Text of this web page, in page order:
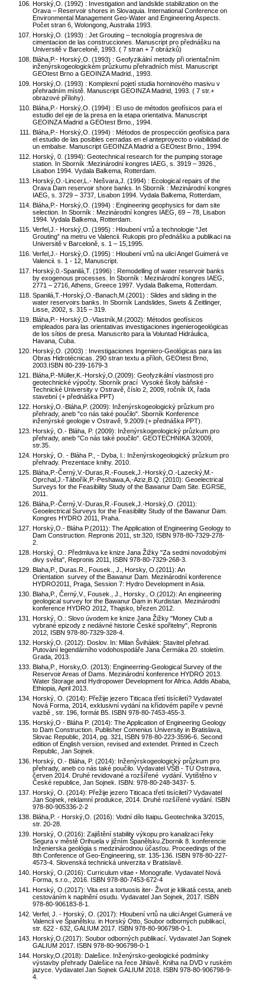
Horský,O. (1992) : Investigation and landslide stabilization on the
Orava – Reservoir shores in Slovaquia. International Conference on
Environmental Management Geo-Water and Engineering Aspects.
Počet stran 6, Wolongong, Australia 1993.
Horský,O. (1993) : Jet Grouting – tecnología progresiva de
cimentacion de las construcciones. Manuscript pro přednášku na
Universitě v Barceloně, 1993. ( 7 stran + 7 obrázků)
Bláha,P.- Horský,O. (1993) : Geofyzikální metody při orientačním
inženýrskogeologickém průzkumu přehradních míst. Manuscript
GEOtest Brno a GEOINZA Madrid., 1993.
Horský,O. (1993) : Komplexní pojetí studia horninového masivu v
přehradním místě. Manuscript GEOINZA Madrid, 1993. ( 7 str.+
obrazové přílohy).
Bláha,P.- Horský,O. (1994) : El uso de métodos geofísicos para el
estudio del eje de la presa en la etapa orientativa. Manuscript
GEOINZA Madrid a GEOtest Brno., 1994.
Bláha,P.- Horský,O. (1994) : Métodos de prospección geofísica para
el estudio de las posibles cerradas en el anteproyecto o viabilidad de
un embalse. Manuscript GEOINZA Madrid a GEOtest Brno., 1994.
Horský, 0. (1994): Geotechnical research for the pumping storage
station. In Sborník :Mezinárodní kongres IAEG, s. 3919 – 3926.,
Lisabon 1994. Vydala Balkema, Rotterdam.
Horský,O.-Lincer,L.- Nešvara,J. (1994) : Ecological repairs of the
Orava Dam reservoir shore banks. In Sborník : Mezinárodní kongres
IAEG, s. 3729 – 3737, Lisabon 1994. Vydala Balkema, Rotterdam,
Bláha,P.- Horský,O. (1994) : Engineering geophysics for dam site
selection. In Sborník : Mezinárodní kongres IAEG, 69 – 78, Lisabon
1994. Vydala Balkema, Rotterdam.
Verfel,J.- Horský,O. (1995) : Hloubení vrtů a technologie “Jet
Grouting” na metru ve Valencii. Rukopis pro přednášku a publikaci na
Universitě v Barceloně, s. 1 – 15,1995.
Verfel,J.- Horský,O. (1995) : Hloubení vrtů na ulici Angel Guimerá ve
Valencii. s. 1 - 12, Manuscript.
Horský,0.-Spanilá,T. (1996) : Remodelling of water reservoir banks
by exogenous processes. In Sborník : Mezinárodní kongres IAEG,
2771 – 2716, Athens, Greece 1997. Vydala Balkema, Rotterdam.
Spanilá,T.-Horský,O.-Banach,M.(2001) : Slides and sliding in the
water reservoirs banks. In Sborník Landslides, Swets & Zeitlinger,
Lisse, 2002, s. 315 – 319.
Bláha,P.- Horský,O.-Vlastník,M.(2002): Métodos geofísicos
empleados para las orientativas investigaciones ingenierogeológicas
de los sítios de presa. Manuscrito para la Voluntad Hidráulica,
Havana, Cuba.
Horský,O. (2003) : Investigaciones Ingeniero-Geológicas para las
Obras Hidrotécnicas. 290 stran textu a příloh, GEOtest Brno,
2003.ISBN 80-239-1679-3
Bláha,P.-Müller,K.-Horský,O.(2009): Geofyzikální vlastnosti pro
geotechnické výpočty. Sborník prací Vysoké školy báňské -
Technické University v Ostravě, číslo 2, 2009, ročník IX, řada
stavební (+ přednáška PPT)
Horský,O.-Bláha,P. (2009): Inženýrskogeologický průzkum pro
přehrady, aneb "co nás také poučilo". Sborník Konference
inženýrské geologie v Ostravě, 9.2009.(+ přednáška PPT).
Horský, O.- Bláha, P. (2009): Inženýrskogeologický průzkum pro
přehrady, aneb "Co nás také poučilo". GEOTECHNIKA 3/2009,
str.35.
Horský, O. - Bláha P., - Dyba, I.: Inženýrskogeologický průzkum pro
přehrady. Prezentace knihy. 2010.
Bláha,P.-Černý,V.-Duras,R.-Fousek,J.-Horský,O.-Lazecký,M.-
Oprchal,J.-Tábořík,P.-Peshawa,A,-Aziz,B.Q. (2010): Geoelectrical
Surveys for the Feasibility Study of the Bawanur Dam Site. EGRSE,
2011.
Bláha,P.-Černý,V.-Duras,R.-Fousek,J.-Horský,O. (2011):
Geoelectrical Surveys for the Feasibility Study of the Bawanur Dam.
Kongres HYDRO 2011, Praha.
Horský,O.- Bláha P.(2011): The Application of Engineering Geology to
Dam Construction. Repronis 2011, str.320, ISBN 978-80-7329-278-
2.
Horský, O.: Předmluva ke knize Jana Žižky "Za sedmi novodobými
divy světa", Repronis 2011, ISBN 978-80-7329-268-3.
Blaha,P., Duras.R., Fousek., J., Horsky, O.(2011): An
Orientation survey of the Bawanur Dam. Mezinárodní konference
HYDRO2011, Praga, Session 7: Hydro Development in Asia.
Blaha,P., Černý,V., Fousek., J., Horsky., O.(2012): An engineering
geological survey for the Bawanur Dam in Kurdistan. Mezinárodní
konference HYDRO 2012, Thajsko, březen 2012.
Horský, O.: Slovo úvodem ke knize Jana Žižky "Money Club a
vybrané epizody z nedávné historie České spořitelny", Repronis
2012, ISBN 978-80-7329-328-4.
Horský,O. (2012): Doslov. In: Milan Švihálek: Stavitel přehrad.
Putování legendárního vodohospodáře Jana Čermáka 20. stoletím.
Grada, 2013.
Blaha,P., Horsky,O. (2013): Engineerring-Geological Survey of the
Reservoir Areas of Dams. Mezinárodní konference HYDRO 2013.
Water Storage and Hydropower Development for Africa. Addis Ababa,
Ethiopia, April 2013.
Horský, O. (2014): Přežije jezero Titicaca třetí tisíciletí? Vydavatel
Nová Forma, 2014, exklusivní vydání na křídovém papíře v pevné
vazbě , str. 196, formát B5. ISBN 978-80-7453-455-3.
Horský,O - Bláha P. (2014): The Application of Engineering Geology
to Dam Construction. Publisher Comenius University in Bratislava,
Slovac Republic, 2014, pg. 321, ISBN 978-80-223-3596-6. Second
edition of English version, revised and extendet. Printed in Czech
Republic, Jan Sojnek.
Horský, O.- Bláha, P. (2014): Inženýrskogeologický průzkum pro
přehrady, aneb co nás také poučilo. Vydavatel VŠB - TÚ Ostrava,
červen 2014. Druhé revidované a rozšířené vydání. Vytištěno v
České republice, Jan Sojnek. ISBN: 978-80-248-3437- 5.
Horský, O. (2014): Přežije jezero Titicaca třetí tisíciletí? Vydavatel
Jan Sojnek, reklamní produkce, 2014. Druhé rozšířené vydání. ISBN
978-80-905336-2-2
Bláha,P. - Horský,O. (2016): Vodní dílo Itaipu. Geotechnika 3/2015,
str. 20-28.
Horský, O.(2016): Zajištění stability výkopu pro kanalizaci řeky
Segura v městě Orihuela v jižním Španělsku.Zbornik 8. konferencie
Inženierska geológia s medzinárodnou účasťou. Proceedings of the
8th Conference of Geo-Engineering, str. 135-136. ISBN 978-80-227-
4573-4. Slovenská technická univerzita v Bratislavě.
Horský, O.(2016): Curriculum vitae - Monografie. Vydavatel Nová
Forma, s.r.o., 2016. ISBN 978-80-7453-672-4
Horský, O.(2017): Vita est a tortuosis iter- Život je klikatá cesta, aneb
cestováním k naplnění osudu. Vydavatel Jan Sojnek, 2017. ISBN
978-80-906183-8-1.
Verfel, J. - Horský, O. (2017): Hloubení vrtů na ulici Angel Guimerá ve
Valencii ve Španělsku. in Horský Otto, Soubor odborných publikací,
str. 622 - 632, GALIUM 2017. ISBN 978-80-906798-0-1.
Horský,O.(2017): Soubor odborných publikací. Vydavatel Jan Sojnek
GALIUM 2017. ISBN 978-80-906798-0-1
Horsky,O.(2018): Dalešice. Inženýrsko-geologické podmínky
výstavby přehrady Dalešice na řece Jihlavě. Kniha na DVD v ruském
jazyce. Vydavatel Jan Sojnek GALIUM 2018. ISBN 978-80-906798-9-
4.